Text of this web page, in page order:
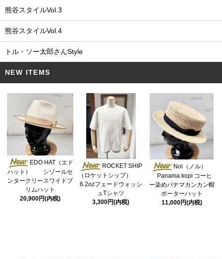
熊谷スタイルVol.3
熊谷スタイルVol.4
トル・ソー太郎さんStyle
NEW ITEMS
EDO HAT（エド
ハット） シゾールセ
ンタークリースワイドブ
リムハット
20,900円(内税)
ROCKET SHIP
（ロケットシップ）
6.2ozフェードウォッシ
ュTシャツ
3,300円(内税)
Nol（ノル）
Panama kopi コーヒ
ー染めパナマカンカン帽
ボーターハット
11,000円(内税)